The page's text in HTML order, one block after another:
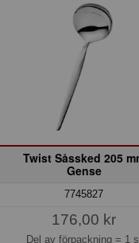
Twist Såssked 205
Gense
7745827
176,00 kr
Del av förpackning = 1